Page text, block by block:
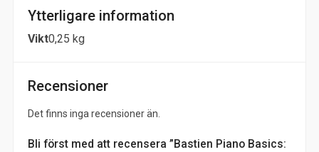
Ytterligare information
Vikt0,25 kg
Recensioner
Det finns inga recensioner än.
Bli först med att recensera ”Bastien Piano Basics: